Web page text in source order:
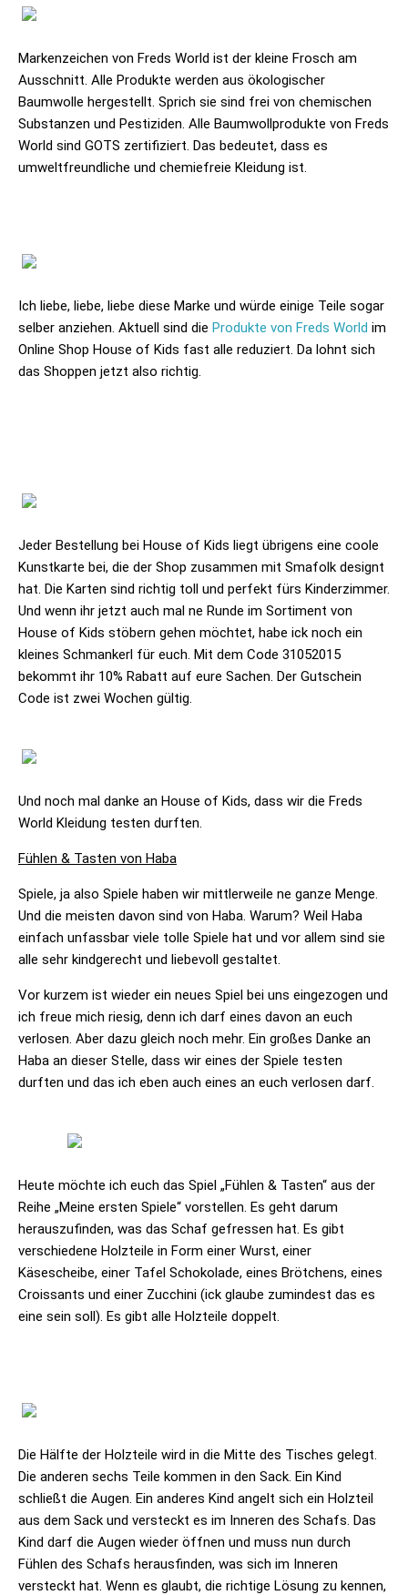
Markenzeichen von Freds World ist der kleine Frosch am
Ausschnitt. Alle Produkte werden aus ökologischer
Baumwolle hergestellt. Sprich sie sind frei von chemischen
Substanzen und Pestiziden. Alle Baumwollprodukte von Freds
World sind GOTS zertifiziert. Das bedeutet, dass es
umweltfreundliche und chemiefreie Kleidung ist.
Ich liebe, liebe, liebe diese Marke und würde einige Teile sogar
selber anziehen. Aktuell sind die Produkte von Freds World im
Online Shop House of Kids fast alle reduziert. Da lohnt sich
das Shoppen jetzt also richtig.
Jeder Bestellung bei House of Kids liegt übrigens eine coole
Kunstkarte bei, die der Shop zusammen mit Smafolk designt
hat. Die Karten sind richtig toll und perfekt fürs Kinderzimmer.
Und wenn ihr jetzt auch mal ne Runde im Sortiment von
House of Kids stöbern gehen möchtet, habe ick noch ein
kleines Schmankerl für euch. Mit dem Code 31052015
bekommt ihr 10% Rabatt auf eure Sachen. Der Gutschein
Code ist zwei Wochen gültig.
Und noch mal danke an House of Kids, dass wir die Freds
World Kleidung testen durften.
Fühlen & Tasten von Haba
Spiele, ja also Spiele haben wir mittlerweile ne ganze Menge.
Und die meisten davon sind von Haba. Warum? Weil Haba
einfach unfassbar viele tolle Spiele hat und vor allem sind sie
alle sehr kindgerecht und liebevoll gestaltet.
Vor kurzem ist wieder ein neues Spiel bei uns eingezogen und
ich freue mich riesig, denn ich darf eines davon an euch
verlosen. Aber dazu gleich noch mehr. Ein großes Danke an
Haba an dieser Stelle, dass wir eines der Spiele testen
durften und das ich eben auch eines an euch verlosen darf.
Heute möchte ich euch das Spiel „Fühlen & Tasten“ aus der
Reihe „Meine ersten Spiele“ vorstellen. Es geht darum
herauszufinden, was das Schaf gefressen hat. Es gibt
verschiedene Holzteile in Form einer Wurst, einer
Käsescheibe, einer Tafel Schokolade, eines Brötchens, eines
Croissants und einer Zucchini (ick glaube zumindest das es
eine sein soll). Es gibt alle Holzteile doppelt.
Die Hälfte der Holzteile wird in die Mitte des Tisches gelegt.
Die anderen sechs Teile kommen in den Sack. Ein Kind
schließt die Augen. Ein anderes Kind angelt sich ein Holzteil
aus dem Sack und versteckt es im Inneren des Schafs. Das
Kind darf die Augen wieder öffnen und muss nun durch
Fühlen des Schafs herausfinden, was sich im Inneren
versteckt hat. Wenn es glaubt, die richtige Lösung zu kennen,